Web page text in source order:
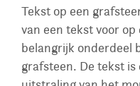
Tekst op een
van een tekst voor
belangrijk onderdeel
grafsteen. De tekst